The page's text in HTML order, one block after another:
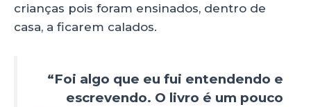
crianças pois foram ensinados, dentro de
casa, a ficarem calados.
“Foi algo que eu fui entendendo e
escrevendo. O livro é um pouco